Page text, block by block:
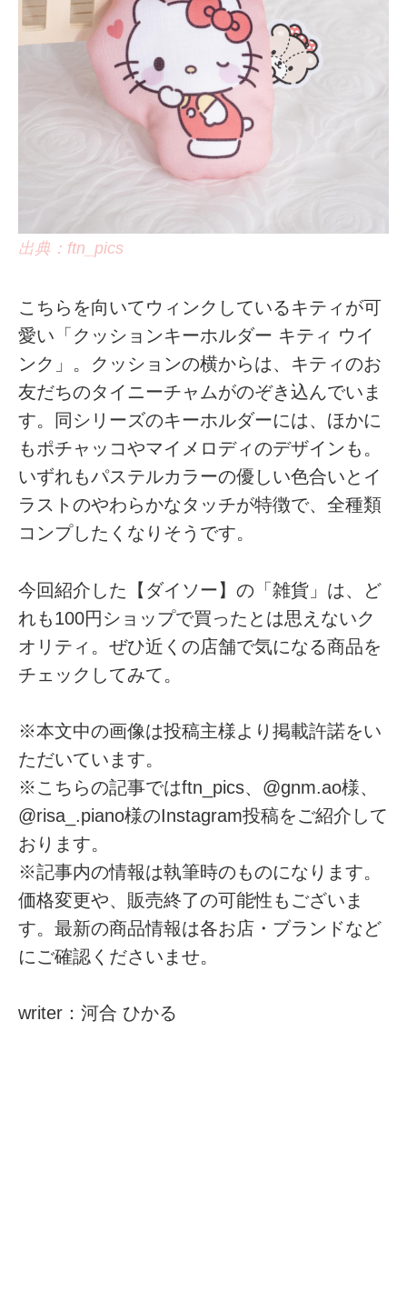
出典：ftn_pics
こちらを向いてウィンクしているキティが可
愛い「クッションキーホルダー キティ ウイ
ンク」。クッションの横からは、キティのお
友だちのタイニーチャムがのぞき込んでいま
す。同シリーズのキーホルダーには、ほかに
もポチャッコやマイメロディのデザインも。
いずれもパステルカラーの優しい色合いとイ
ラストのやわらかなタッチが特徴で、全種類
コンプしたくなりそうです。
今回紹介した【ダイソー】の「雑貨」は、ど
れも100円ショップで買ったとは思えないク
オリティ。ぜひ近くの店舗で気になる商品を
チェックしてみて。
※本文中の画像は投稿主様より掲載許諾をい
ただいています。
※こちらの記事ではftn_pics、@gnm.ao様、
@risa_.piano様のInstagram投稿をご紹介して
おります。
※記事内の情報は執筆時のものになります。
価格変更や、販売終了の可能性もございま
す。最新の商品情報は各お店・ブランドなど
にご確認くださいませ。
writer：河合 ひかる